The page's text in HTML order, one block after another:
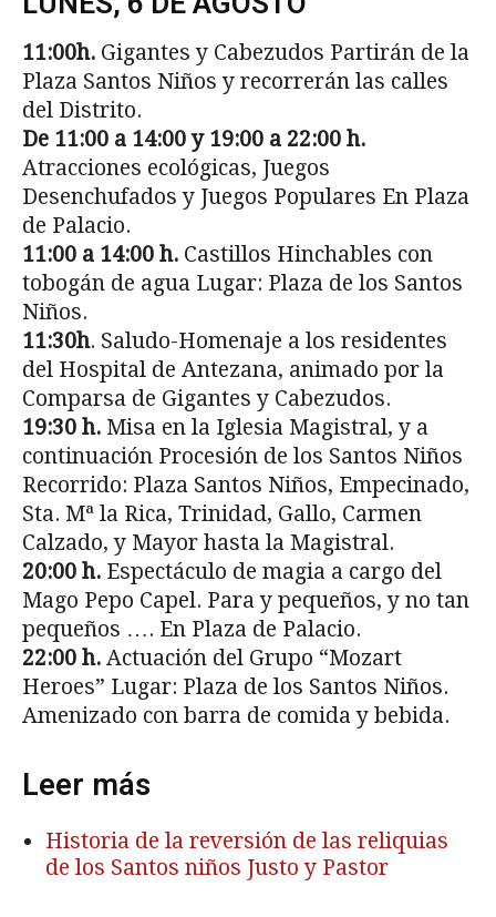
11:00h. Gigantes y Cabezudos Partirán de la
Plaza Santos Niños y recorrerán las calles
del Distrito.
De 11:00 a 14:00 y 19:00 a 22:00 h.
Atracciones ecológicas, Juegos
Desenchufados y Juegos Populares En Plaza
de Palacio.
11:00 a 14:00 h. Castillos Hinchables con
tobogán de agua Lugar: Plaza de los Santos
Niños.
11:30h. Saludo-Homenaje a los residentes
del Hospital de Antezana, animado por la
Comparsa de Gigantes y Cabezudos.
19:30 h. Misa en la Iglesia Magistral, y a
continuación Procesión de los Santos Niños
Recorrido: Plaza Santos Niños, Empecinado,
Sta. Mª la Rica, Trinidad, Gallo, Carmen
Calzado, y Mayor hasta la Magistral.
20:00 h. Espectáculo de magia a cargo del
Mago Pepo Capel. Para y pequeños, y no tan
pequeños …. En Plaza de Palacio.
22:00 h. Actuación del Grupo “Mozart
Heroes” Lugar: Plaza de los Santos Niños.
Amenizado con barra de comida y bebida.
Leer más
Historia de la reversión de las reliquias
de los Santos niños Justo y Pastor